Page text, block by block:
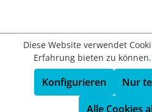
Diese Website verwendet
Erfahrung bieten zu können.
Nur
Konfigurieren
Alle Cookies